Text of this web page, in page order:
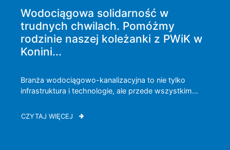
Wodociągowa solidarność w
trudnych chwilach. Pomóżmy
rodzinie naszej koleżanki z PWiK w
Konini...
Branża wodociągowo-kanalizacyjna to nie tylko
infrastruktura i technologie, ale przede wszystkim...
CZYTAJ WIĘCEJ